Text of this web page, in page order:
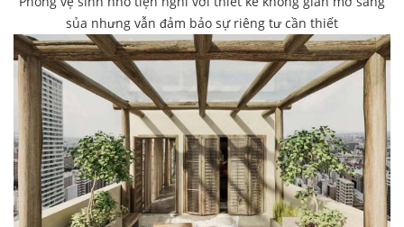
sủa nhưng vẫn đảm bảo sự riêng tư cần thiết